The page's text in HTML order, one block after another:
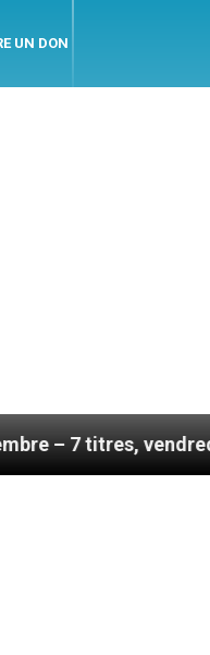
UN DON
vendredi 7 août 2026